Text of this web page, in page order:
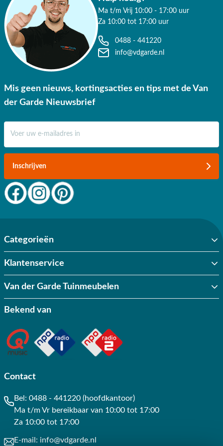
je graag van een deskundig advies op maat.
Waarom kopen bij Van der Garde
tuinmeubelen?
✔ 80 jaar ervaring
✔ 9.4/10 uit 19.500+ klantbeoordelingen
✔ 3 fysieke showrooms
Ma t/m Vrij 10:00 - 17:00 uur
Za 10:00 tot 17:00 uur
0488 - 441220
info@vdgarde.nl
Mis geen nieuws, kortingsacties en tips met de Van
der Garde Nieuwsbrief
Inschrijven
Categorieën
Klantenservice
Van der Garde Tuinmeubelen
Bekend van
Contact
Bel: 0488 - 441220 (hoofdkantoor)
Ma t/m Vr bereikbaar van 10:00 tot 17:00
Za 10:00 tot 17:00
E-mail: info@vdgarde.nl